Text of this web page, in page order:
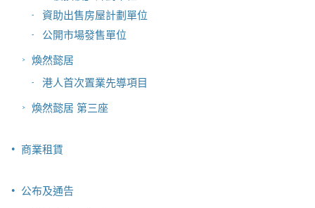
資助出售房屋計劃單位
公開市場發售單位
煥然懿居
港人首次置業先導項目
煥然懿居 第三座
商業租賃
公布及通告